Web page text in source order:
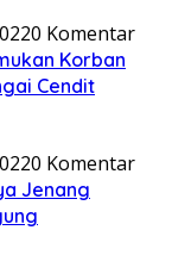
0 Komentar
Korban
Cendit
0 Komentar
Jenang